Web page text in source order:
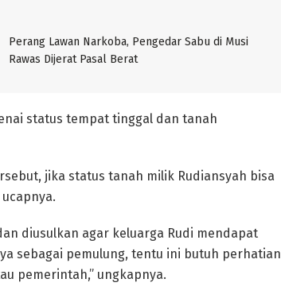
Perang Lawan Narkoba, Pengedar Sabu di Musi
Rawas Dijerat Pasal Berat
status tempat tinggal dan tanah
jika status tanah milik Rudiansyah bisa
diusulkan agar keluarga Rudi mendapat
sebagai pemulung, tentu ini butuh perhatian
pemerintah,” ungkapnya.